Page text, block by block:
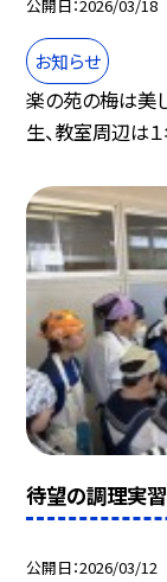
公開日 2026/03/18
お知らせ
楽の苑の梅は美
生、教室周辺は
待望の調理実習
公開日 2026/03/12